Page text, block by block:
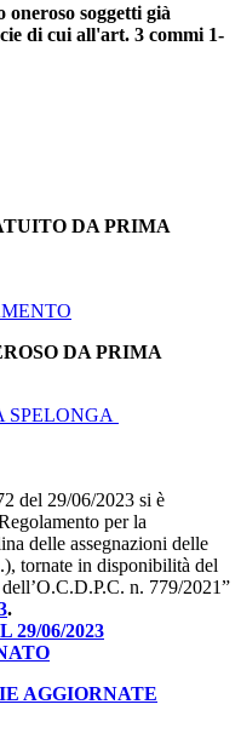
oneroso soggetti già
di cui all'art. 3 commi 1-
DA PRIMA
DA PRIMA
SPELONGA
del 29/06/2023 si è
per la
delle assegnazioni delle
tornate in disponibilità del
n. 779/2021”
.
29/06/2023
AGGIORNATE